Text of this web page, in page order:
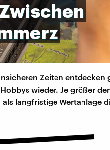
Zeiten entdecken
wieder. Je größer
langfristige Wertanlage